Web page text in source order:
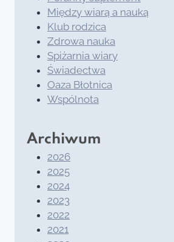
Między wiarą a nauką
Klub rodzica
Zdrowa nauka
Spiżarnia wiary
Świadectwa
Oaza Błotnica
Wspólnota
Archiwum
2026
2025
2024
2023
2022
2021